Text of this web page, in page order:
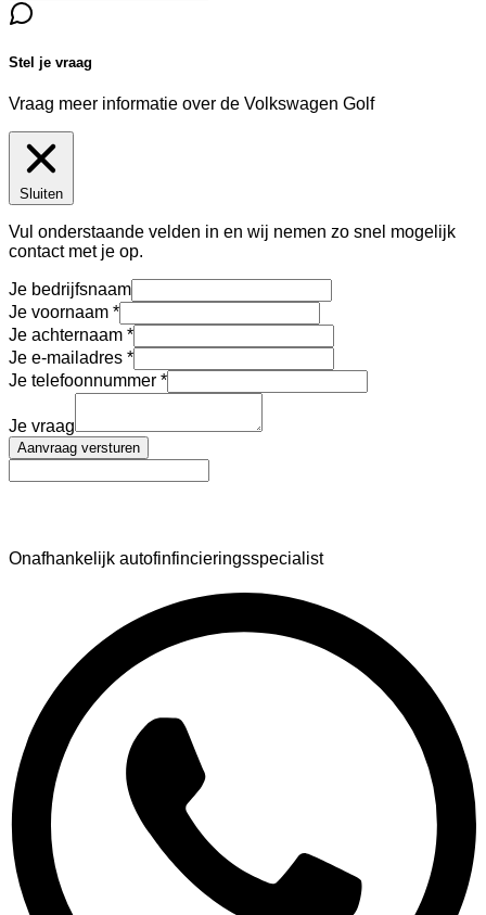
Stel je vraag
Vraag meer informatie over de Volkswagen Golf
Sluiten
Vul onderstaande velden in en wij nemen zo snel mogelijk
contact met je op.
Je bedrijfsnaam
Je voornaam
Je achternaam
Je e-mailadres
Je telefoonnummer
Je vraag
Aanvraag versturen
Onafhankelijk autofinfincieringsspecialist